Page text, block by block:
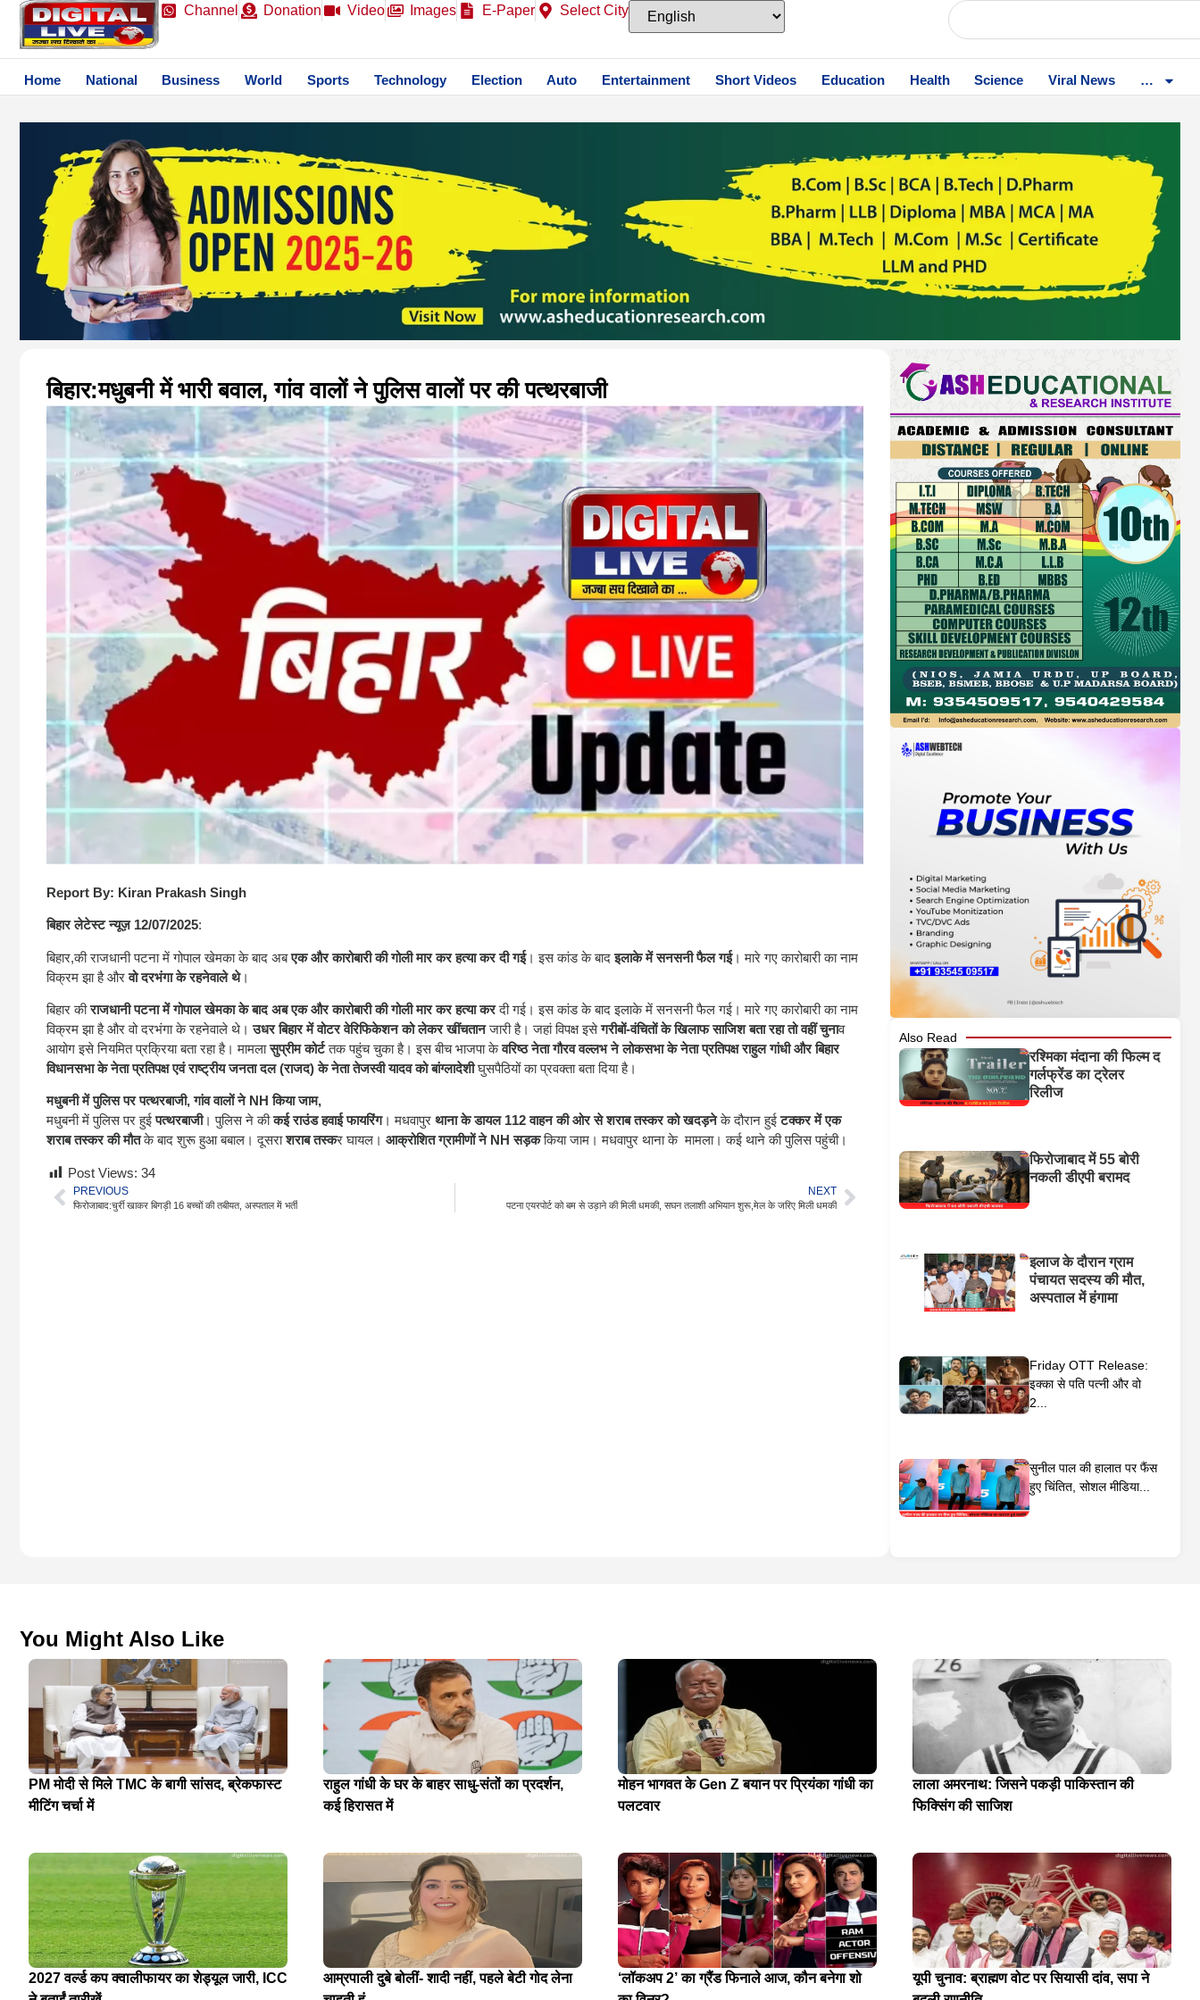
Channel Donation Video Images E-Paper Select City
Home National Business World Sports Technology Election Auto Entertainment Short Videos Education Health Science Viral News …
बिहार:मधुबनी में भारी बवाल, गांव वालों ने पुलिस वालों पर की पत्थरबाजी
Report By: Kiran Prakash Singh
बिहार लेटेस्ट न्यूज़ 12/07/2025:
बिहार,की राजधानी पटना में गोपाल खेमका के बाद अबएक और कारोबारी की गोली मार कर हत्या कर दी गई। इस कांड के बादइलाके में सनसनी फैल गई। मारे गए कारोबारी का नाम
विक्रम झा है औरवो दरभंगा के रहनेवाले थे।
बिहार कीराजधानी पटना में गोपाल खेमका के बाद अब एक और कारोबारी की गोली मार कर हत्या करदी गई। इस कांड के बाद इलाके में सनसनी फैल गई। मारे गए कारोबारी का नाम
विक्रम झा है और वो दरभंगा के रहनेवाले थे।उधर बिहार में वोटर वेरिफिकेशन को लेकर खींचतानजारी है। जहां विपक्ष इसेगरीबों-वंचितों के खिलाफ साजिश बता रहा तो वहीं चुनाव
आयोग इसे नियमित प्रक्रिया बता रहा है। मामलासुप्रीम कोर्टतक पहुंच चुका है। इस बीच भाजपा केवरिष्ठ नेता गौरव वल्लभ ने लोकसभा के नेता प्रतिपक्ष राहुल गांधी और बिहार
विधानसभा के नेता प्रतिपक्ष एवं राष्ट्रीय जनता दल (राजद) के नेता तेजस्वी यादव को बांग्लादेशीघुसपैठियों का प्रवक्ता बता दिया है।
मधुबनी में पुलिस पर पत्थरबाजी, गांव वालों ने NH किया जाम,
मधुबनी में पुलिस पर हुईपत्थरबाजी। पुलिस ने कीकई राउंड हवाई फायरिंग। मधवापुर थाना के डायल 112 वाहन की ओर से शराब तस्कर को खदड़नेके दौरान हुईटक्कर में एक
शराब तस्कर की मौतके बाद शुरू हुआ बबाल। दूसराशराब तस्कर घायल। आक्रोशित ग्रामीणों ने NH सड़ककिया जाम। मधवापुर थाना के मामला। कई थाने की पुलिस पहुंची।
Post Views: 34
PREVIOUS
फिरोजाबाद:चुर्री खाकर बिगड़ी 16 बच्चों की तबीयत, अस्पताल में भर्ती
NEXT
पटना एयरपोर्ट को बम से उड़ाने की मिली धमकी, सघन तलाशी अभियान शुरू,मेल के जरिए मिली धमकी
Also Read
रश्मिका मंदाना की फिल्म द
गर्लफ्रेंड का ट्रेलर
रिलीज
फिरोजाबाद में 55 बोरी
नकली डीएपी बरामद
इलाज के दौरान ग्राम
पंचायत सदस्य की मौत,
अस्पताल में हंगामा
Friday OTT Release:
इक्का से पति पत्नी और वो
2...
सुनील पाल की हालात पर फैंस
हुए चिंतित, सोशल मीडिया...
You Might Also Like
PM मोदी से मिले TMC के बागी सांसद, ब्रेकफास्ट
मीटिंग चर्चा में
राहुल गांधी के घर के बाहर साधु-संतों का प्रदर्शन,
कई हिरासत में
मोहन भागवत के Gen Z बयान पर प्रियंका गांधी का
पलटवार
लाला अमरनाथ: जिसने पकड़ी पाकिस्तान की
फिक्सिंग की साजिश
2027 वर्ल्ड कप क्वालीफायर का शेड्यूल जारी, ICC
आम्रपाली दुबे बोलीं- शादी नहीं, पहले बेटी गोद लेना
‘लॉकअप 2’ का ग्रैंड फिनाले आज, कौन बनेगा शो
यूपी चुनाव: ब्राह्मण वोट पर सियासी दांव, सपा ने